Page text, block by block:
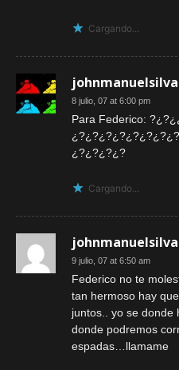
Cargando...
johnmanuelsilva
8 julio, 07 at 6:00 pm
Para Federico:
¿?¿?¿?¿?
Cargando...
johnmanuelsilva
9 julio, 07 at 6:50 am
Federico no te
tan hermoso hay
juntos.. yo se donde
donde podremos
espadas…llamame